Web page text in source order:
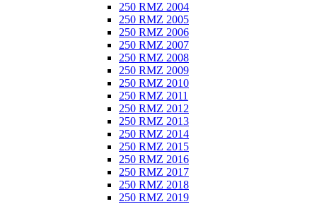
250 RMZ 2004
250 RMZ 2005
250 RMZ 2006
250 RMZ 2007
250 RMZ 2008
250 RMZ 2009
250 RMZ 2010
250 RMZ 2011
250 RMZ 2012
250 RMZ 2013
250 RMZ 2014
250 RMZ 2015
250 RMZ 2016
250 RMZ 2017
250 RMZ 2018
250 RMZ 2019